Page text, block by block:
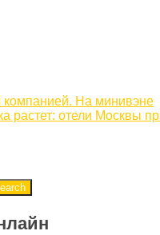
На минивэне
растет: отели Москвы